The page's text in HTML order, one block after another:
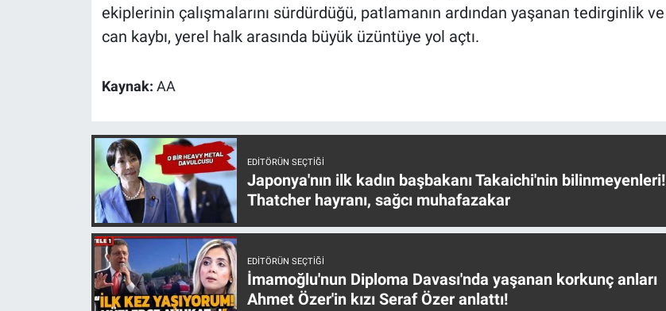
ekiplerinin çalışmalarını sürdürdüğü, patlamanın ardından yaşanan tedirginlik ve
can kaybı, yerel halk arasında büyük üzüntüye yol açtı.
Kaynak: AA
EDITÖRÜN SEÇTIĞI
Japonya'nın ilk kadın başbakanı Takaichi'nin bilinmeyenleri!
Thatcher hayranı, sağcı muhafazakar
EDITÖRÜN SEÇTIĞI
İmamoğlu'nun Diploma Davası'nda yaşanan korkunç anları
Ahmet Özer'in kızı Seraf Özer anlattı!
Teknoloji
Türkiye'nin Geleceği
Türkiye'nin Gündemi